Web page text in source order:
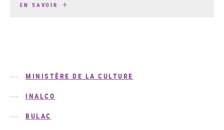
EN SAVOIR
MINISTÈRE DE LA CULTURE
INALCO
BULAC